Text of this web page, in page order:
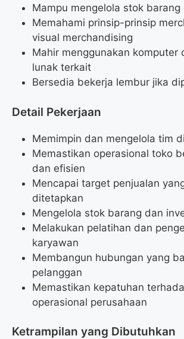
Mampu mengelola stok
Memahami prinsip-prinsip
visual merchandising
Mahir menggunakan komputer
lunak terkait
Bersedia bekerja lembur jika
Detail Pekerjaan
Memimpin dan mengelola tim
Memastikan operasional toko
dan efisien
Mencapai target penjualan
ditetapkan
Mengelola stok barang dan
Melakukan pelatihan dan
karyawan
Membangun hubungan yang
pelanggan
Memastikan kepatuhan
operasional perusahaan
Ketrampilan yang Dibutuhkan